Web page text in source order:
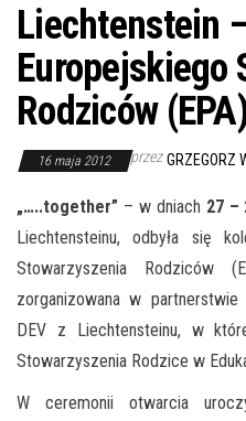
Liechtenstein
Europejskiego
Rodziców
16 maja 2012 przez GRZEGORZ
„…..together” – w dniach 27 –
Liechtensteinu, odbyła się
Stowarzyszenia Rodziców
zorganizowana w
DEV z Liechtensteinu, w
Stowarzyszenia Rodzice w
W ceremonii otwarcia